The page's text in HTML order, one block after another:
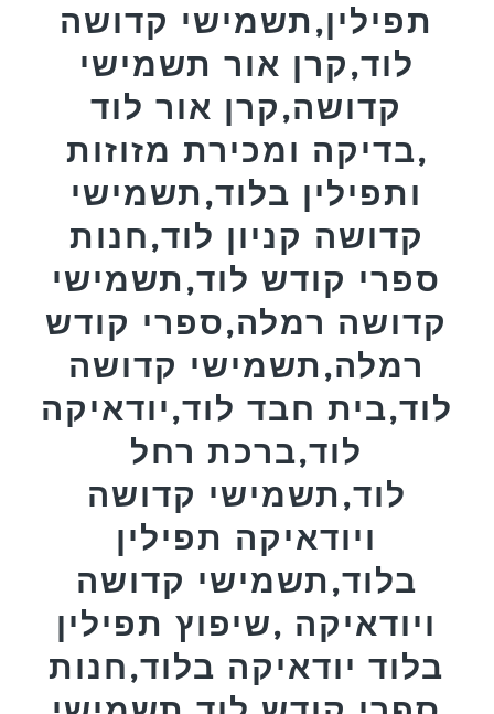
תפילין,תשמישי קדושה
לוד,קרן אור תשמישי
קדושה,קרן אור לוד
,בדיקה ומכירת מזוזות
ותפילין בלוד,תשמישי
קדושה קניון לוד,חנות
ספרי קודש לוד,תשמישי
קדושה רמלה,ספרי קודש
רמלה,תשמישי קדושה
לוד,בית חבד לוד,יודאיקה
לוד,ברכת רחל
לוד,תשמישי קדושה
ויודאיקה תפילין
בלוד,תשמישי קדושה
ויודאיקה ,שיפוץ תפילין
בלוד יודאיקה בלוד,חנות